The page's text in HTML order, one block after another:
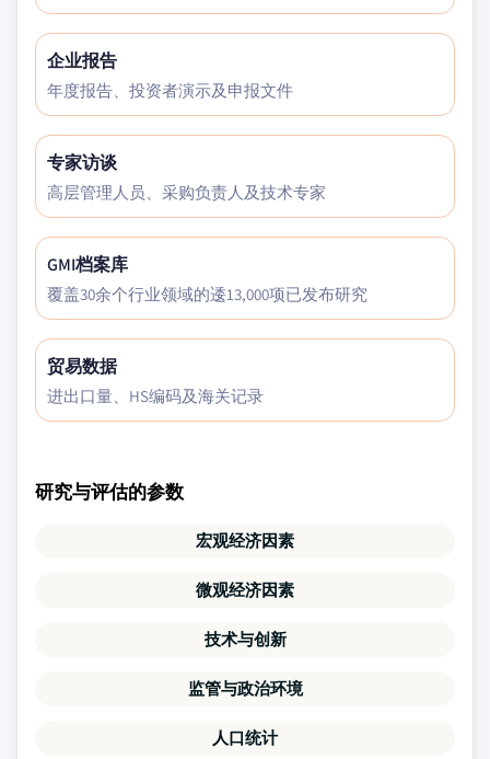
企业报告
年度报告、投资者演示及申报文件
专家访谈
高层管理人员、采购负责人及技术专家
GMI档案库
覆盖30余个行业领域的逶13,000项已发布研究
贸易数据
进出口量、HS编码及海关记录
研究与评估的参数
宏观经济因素
微观经济因素
技术与创新
监管与政治环境
人口统计